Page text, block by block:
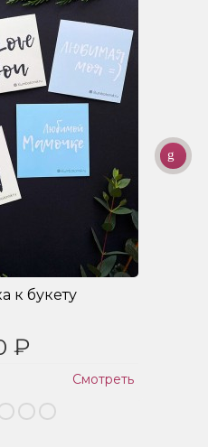
к букету
₽
Смотреть